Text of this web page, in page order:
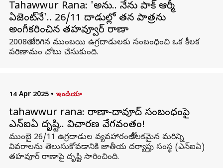
Tahawwur Rana: 'అవును.. నేను పాక్‌ ఆర్మీ
ఏజెంట్‌నే'.. 26/11 దాడుల్లో తన పాత్రను
అంగీకరించిన తహవ్వూర్ రాణా
2008లో జరిగిన ముంబయి ఉగ్రదాడులకు సంబంధించి ఒక కీలక
పరిణామం చోటు చేసుకుంది.
14 Apr 2025 • ఇండియా
tahawwur rana: రాణా-దావూద్ సంబంధంపై
ఎన్‌ఐఏ దృష్టి.. విచారణ వేగవంతం!
ముంబై 26/11 ఉగ్రదాడుల వ్యవహారంలో కీలకమైన మరిన్ని
వివరాలను తెలుసుకోవడానికి జాతీయ దర్యాప్తు సంస్థ (ఎన్‌ఐఏ)
తహవూర్ రాణాపై దృష్టి సారించింది.